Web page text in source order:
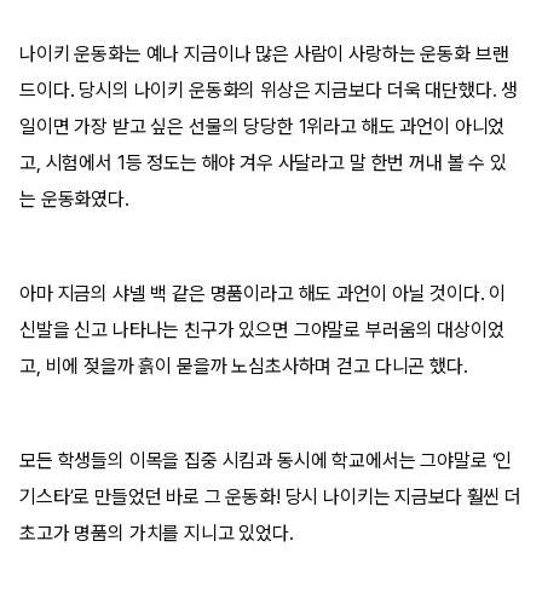
나이키 운동화는 예나 지금이나 많은 사람이 사랑하는 운동화 브랜
드이다. 당시의 나이키 운동화의 위상은 지금보다 더욱 대단했다. 생
일이면 가장 받고 싶은 선물의 당당한 1위라고 해도 과언이 아니었
고, 시험에서 1등 정도는 해야 겨우 사달라고 말 한번 꺼내 볼 수 있
는 운동화였다.
아마 지금의 샤넬 백 같은 명품이라고 해도 과언이 아닐 것이다. 이
신발을 신고 나타나는 친구가 있으면 그야말로 부러움의 대상이었
고, 비에 젖을까 흙이 묻을까 노심초사하며 걷고 다니곤 했다.
모든 학생들의 이목을 집중 시킴과 동시에 학교에서는 그야말로 ‘인
기스타’로 만들었던 바로 그 운동화! 당시 나이키는 지금보다 훨씬 더
초고가 명품의 가치를 지니고 있었다.